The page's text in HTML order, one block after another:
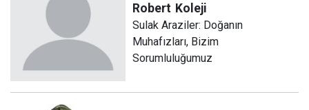
Robert Koleji
Sulak Araziler: Doğanın
Muhafızları, Bizim
Sorumluluğumuz